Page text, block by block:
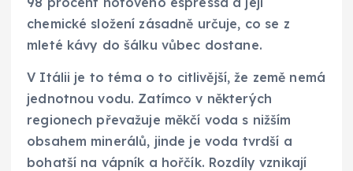
chemické složení zásadně určuje, co se z
mleté kávy do šálku vůbec dostane.
V Itálii je to téma o to citlivější, že země nemá
jednotnou vodu. Zatímco v některých
regionech převažuje měkčí voda s nižším
obsahem minerálů, jinde je voda tvrdší a
bohatší na vápník a hořčík. Rozdíly vznikají